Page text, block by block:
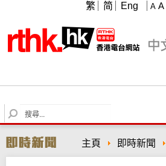
A A
繁 简 Eng
S
e
r
c
主頁 即時新聞